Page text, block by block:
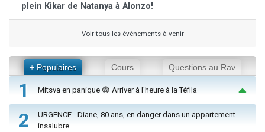
plein Kikar de Natanya à Alonzo!
Voir tous les événements à venir
+ Populaires Cours Questions au Rav
1 Mitsva en panique 😨 Arriver à l'heure à la Téfila
2
URGENCE - Diane, 80 ans, en danger dans un appartement
insalubre